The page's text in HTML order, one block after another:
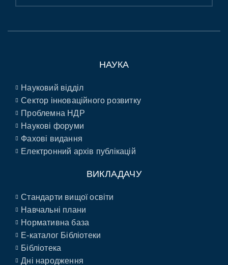
НАУКА
Науковий відділ
Сектор інноваційного розвитку
Проблемна НДР
Наукові форуми
Фахові видання
Електронний архів публікацій
ВИКЛАДАЧУ
Стандарти вищої освіти
Навчальні плани
Нормативна база
E-каталог Бібліотеки
Бібліотека
Дні народження